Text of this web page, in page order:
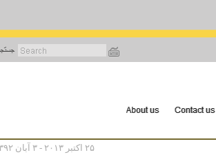
۲۵ اکتبر ۲۰۱۳ - ۳ آبان ۱۳۹۲